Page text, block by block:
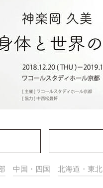
中国・四国 北海道・東北